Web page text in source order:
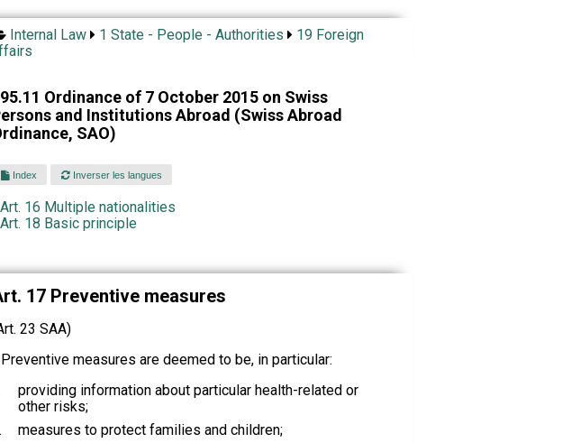
Internal Law 1 State - People - Authorities
19 Foreign
Ordinance of 7 October 2015 on Swiss
and Institutions Abroad (Swiss Abroad
SAO)
Index Inverser les langues
Art. 16 Multiple nationalities
Art. 18 Basic principle
17 Preventive measures
23 SAA)
Preventive measures are deemed to be, in particular:
providing information about particular health-related or
other risks;
measures to protect families and children;